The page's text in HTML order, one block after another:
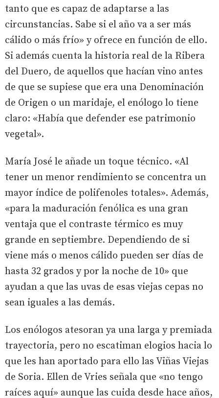
tanto que es capaz de adaptarse a las
circunstancias. Sabe si el año va a ser más
cálido o más frío» y ofrece en función de ello.
Si además cuenta la historia real de la Ribera
del Duero, de aquellos que hacían vino antes
de que se supiese que era una Denominación
de Origen o un maridaje, el enólogo lo tiene
claro: «Había que defender ese patrimonio
vegetal».
María José le añade un toque técnico. «Al
tener un menor rendimiento se concentra un
mayor índice de polifenoles totales». Además,
«para la maduración fenólica es una gran
ventaja que el contraste térmico es muy
grande en septiembre. Dependiendo de si
viene más o menos cálido pueden ser días de
hasta 32 grados y por la noche de 10» que
ayudan a que las uvas de esas viejas cepas no
sean iguales a las demás.
Los enólogos atesoran ya una larga y premiada
trayectoria, pero no escatiman elogios hacia lo
que les han aportado para ello las Viñas Viejas
de Soria. Ellen de Vries señala que «no tengo
raíces aquí» aunque las cuida desde hace años,